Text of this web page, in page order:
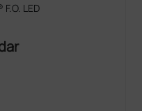
LED